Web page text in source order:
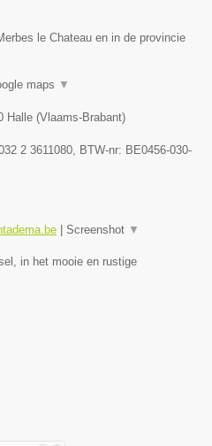
le Chateau en in de provincie
maps ▼
Halle (Vlaams-Brabant)
2 3611080 , BTW-nr: BE0456-030-
| Screenshot ▼
in het mooie en rustige